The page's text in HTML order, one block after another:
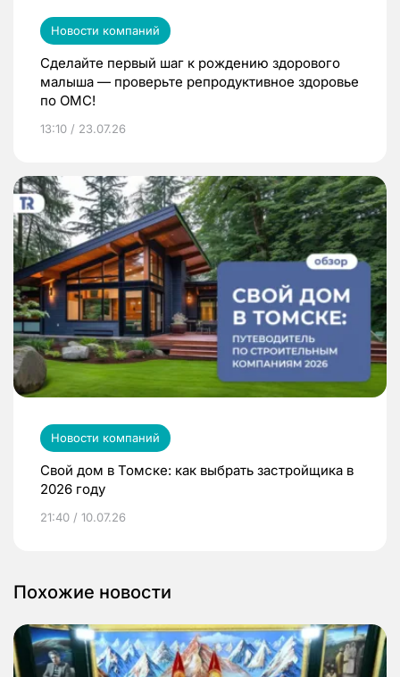
Новости компаний
Сделайте первый шаг к рождению здорового
малыша — проверьте репродуктивное здоровье
по ОМС!
13:10 / 23.07.26
Новости компаний
Свой дом в Томске: как выбрать застройщика в
2026 году
21:40 / 10.07.26
Похожие новости